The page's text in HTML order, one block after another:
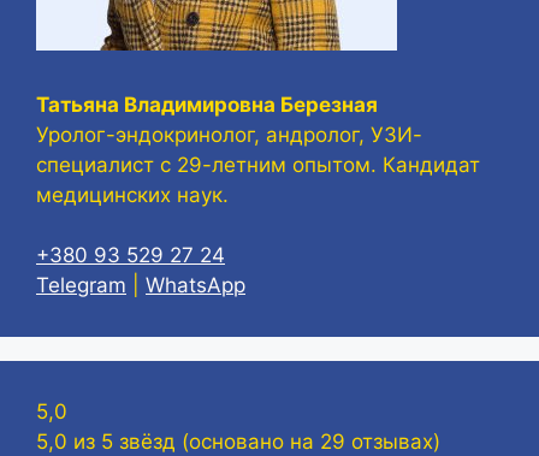
Татьяна Владимировна Березная
Уролог-эндокринолог, андролог, УЗИ-
специалист с 29-летним опытом. Кандидат
медицинских наук.
+380 93 529 27 24
Telegram
WhatsApp
5,0
5,0 из 5 звёзд (основано на 29 отзывах)